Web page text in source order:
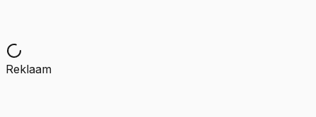
Reklaam